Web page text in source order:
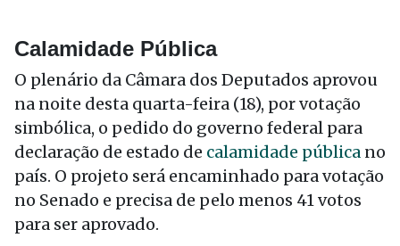
Calamidade Pública
O plenário da Câmara dos Deputados aprovou
na noite desta quarta-feira (18), por votação
simbólica, o pedido do governo federal para
declaração de estado de calamidade pública no
país. O projeto será encaminhado para votação
no Senado e precisa de pelo menos 41 votos
para ser aprovado.